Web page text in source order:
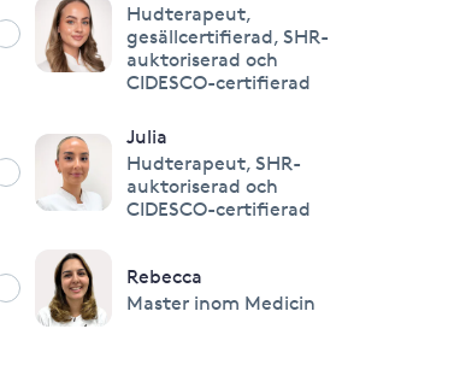
Hudterapeut,
gesällcertifierad, SHR-
auktoriserad och
CIDESCO-certifierad
Julia
Hudterapeut, SHR-
auktoriserad och
CIDESCO-certifierad
Rebecca
Master inom Medicin